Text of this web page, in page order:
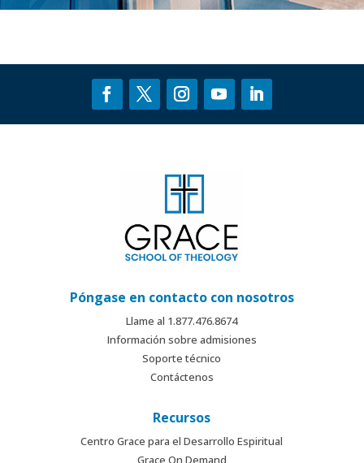
Póngase en contacto con nosotros
Llame al 1.877.476.8674
Información sobre admisiones
Soporte técnico
Contáctenos
Recursos
Centro Grace para el Desarrollo Espiritual
Grace On Demand